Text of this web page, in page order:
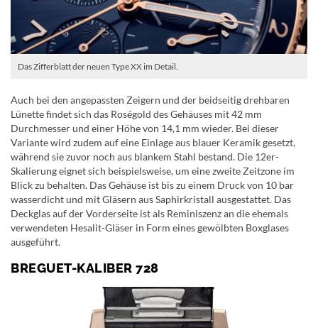
Das Zifferblatt der neuen Type XX im Detail.
Auch bei den angepassten Zeigern und der beidseitig drehbaren
Lünette findet sich das Roségold des Gehäuses mit 42 mm
Durchmesser und einer Höhe von 14,1 mm wieder. Bei dieser
Variante wird zudem auf eine Einlage aus blauer Keramik gesetzt,
während sie zuvor noch aus blankem Stahl bestand. Die 12er-
Skalierung eignet sich beispielsweise, um eine zweite Zeitzone im
Blick zu behalten. Das Gehäuse ist bis zu einem Druck von 10 bar
wasserdicht und mit Gläsern aus Saphirkristall ausgestattet. Das
Deckglas auf der Vorderseite ist als Reminiszenz an die ehemals
verwendeten Hesalit-Gläser in Form eines gewölbten Boxglases
ausgeführt.
BREGUET-KALIBER 728